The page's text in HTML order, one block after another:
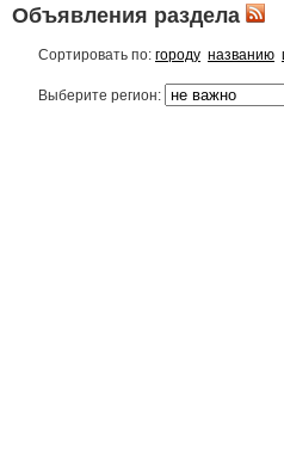
Объявления раздела
Сортировать по: городу названию
Выберите регион: